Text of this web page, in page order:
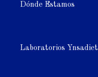
Dónde Estamos
Laboratorios Ynsadiet